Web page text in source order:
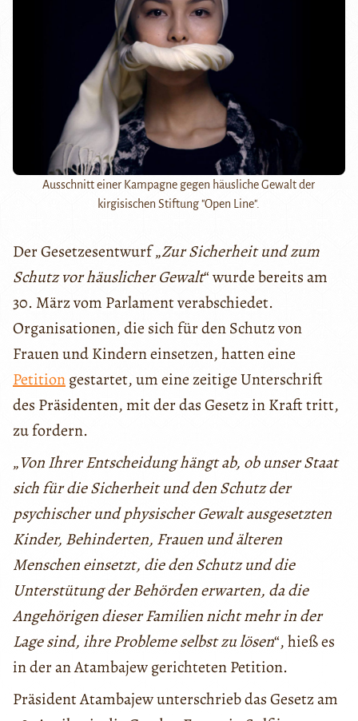
Ausschnitt einer Kampagne gegen häusliche Gewalt der
kirgisischen Stiftung "Open Line".
Der Gesetzesentwurf „Zur Sicherheit und zum
Schutz vor häuslicher Gewalt“ wurde bereits am
30. März vom Parlament verabschiedet.
Organisationen, die sich für den Schutz von
Frauen und Kindern einsetzen, hatten eine
Petitiongestartet, um eine zeitige Unterschrift
des Präsidenten, mit der das Gesetz in Kraft tritt,
zu fordern.
„Von Ihrer Entscheidung hängt ab, ob unser Staat
sich für die Sicherheit und den Schutz der
psychischer und physischer Gewalt ausgesetzten
Kinder, Behinderten, Frauen und älteren
Menschen einsetzt, die den Schutz und die
Unterstütung der Behörden erwarten, da die
Angehörigen dieser Familien nicht mehr in der
Lage sind, ihre Probleme selbst zu lösen“, hieß es
in der an Atambajew gerichteten Petition.
Präsident Atambajew unterschrieb das Gesetz am